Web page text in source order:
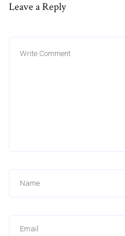
Leave a Reply